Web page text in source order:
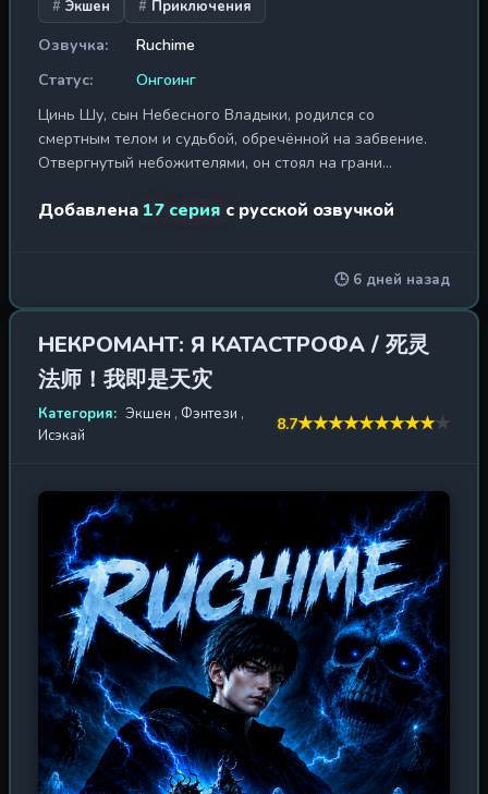
Экшен Приключения
Озвучка:
Ruchime
Статус:
Онгоинг
Цинь Шу, сын Небесного Владыки, родился со
смертным телом и судьбой, обречённой на забвение.
Отвергнутый небожителями, он стоял на грани
божественной искры. Но всё изменилось в тот миг,
мириады миров», даровавшую ему ключ к Врат Хаоса,
где на пике Абсолютного Облака Цинь Шу открыл свой
вечный даньтянь — источник бесконечной силы. Так
началось его восхождение из самых низов
божественного царства, где каждый шаг — битва с
асурами, призраками и Императорами боевых искусств.
Смертный, что осмелился бросить вызов самим богам,
древние владыки не могли остановить его клинок,
рождённый из простого человеческого духа. Когда же
началась священная война между Сынами
Императоров, Цинь Шу оказался в эпицентре заговора,
затеянного Хуньюань Тянцзунем — титаном,
мечтающим захватить весь божественный порядок.
Теперь только от смертного мальчишки зависит, кто
станет новым Великим Императором. Каждое
сражение, каждое открытие системы делает его
сильнее, превращая слабого изгоя в непобедимого
воина, способного сокрушить небеса. Но сможет ли он
сохранить человечность, когда боги сами падут от его
руки?
Добавлена 17 серия с русской озвучкой
🕒 6 дней назад
НЕКРОМАНТ: Я КАТАСТРОФА / 死灵
法师！我即是天灾
Категория: Экшен , Фэнтези ,
Исэкай
8.7★★★★★★★★★★